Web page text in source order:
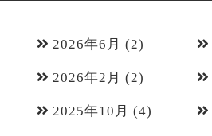
2026年6月 (2)
2026年2月 (2)
2025年10月 (4)